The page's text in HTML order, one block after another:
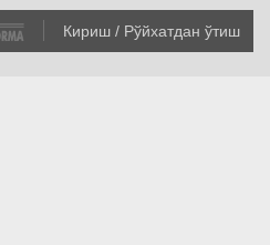
Кириш / Рўйхатдан ўтиш